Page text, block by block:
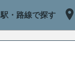
駅・路線で探す